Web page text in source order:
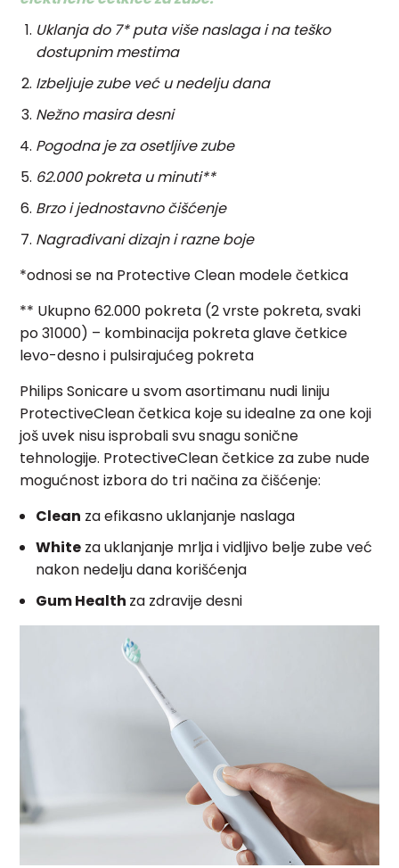
Uklanja do 7* puta više naslaga i na teško
dostupnim mestima
Izbeljuje zube već u nedelju dana
Nežno masira desni
Pogodna je za osetljive zube
62.000 pokreta u minuti**
Brzo i jednostavno čišćenje
Nagrađivani dizajn i razne boje
*odnosi se na Protective Clean modele četkica
** Ukupno 62.000 pokreta (2 vrste pokreta, svaki
po 31000) – kombinacija pokreta glave četkice
levo-desno i pulsirajućeg pokreta
Philips Sonicare u svom asortimanu nudi liniju
ProtectiveClean četkica koje su idealne za one koji
još uvek nisu isprobali svu snagu sonične
tehnologije. ProtectiveClean četkice za zube nude
mogućnost izbora do tri načina za čišćenje:
Clean za efikasno uklanjanje naslaga
White za uklanjanje mrlja i vidljivo belje zube već
nakon nedelju dana korišćenja
Gum Health za zdravije desni